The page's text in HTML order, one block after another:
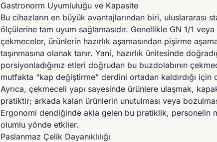
Gastronorm Uyumluluğu ve Kapasite
Bu cihazların en büyük avantajlarından biri, uluslararası
ölçülerine tam uyum sağlamasıdır. Genellikle GN 1/1
çekmeceler, ürünlerin hazırlık aşamasından pişirme
taşınmasına olanak tanır. Yani, hazırlık ünitesinde
porsiyonladığınız etleri doğrudan bu buzdolabının
mutfakta “kap değiştirme” derdini ortadan kaldırdığı
Ayrıca, çekmeceli yapı sayesinde ürünlere ulaşmak,
pratiktir; arkada kalan ürünlerin unutulması veya
Ergonomi dendiğinde akla gelen bu pratiklik, personelin
olumlu yönde etkiler.
Paslanmaz Çelik Dayanıklılığı